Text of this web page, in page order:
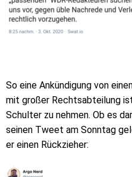
So eine Ankündigung von
mit großer Rechtsabteilung
Schulter zu nehmen. Ob es
seinen Tweet am Sonntag
er einen Rückzieher: